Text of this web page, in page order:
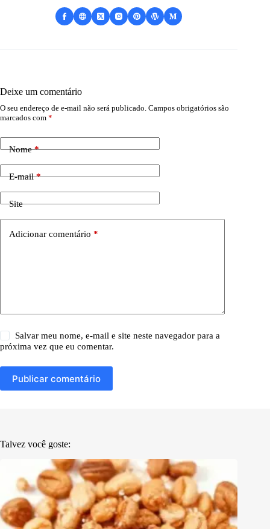
Deixe um comentário
O seu endereço de e-mail não será publicado. Campos obrigatórios são
marcados com *
Nome*
E-mail*
Site
Adicionar comentário *
Salvar meu nome, e-mail e site neste navegador para a
próxima vez que eu comentar.
Publicar comentário
Talvez você goste: